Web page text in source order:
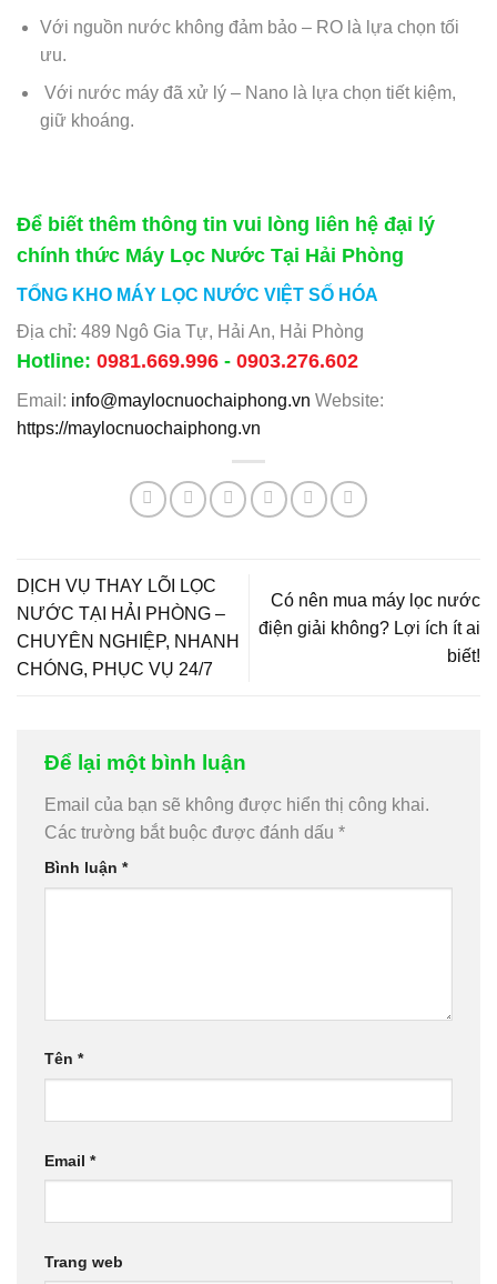
Với nguồn nước không đảm bảo – RO là lựa chọn tối
ưu.
Với nước máy đã xử lý – Nano là lựa chọn tiết kiệm,
giữ khoáng.
Để biết thêm thông tin vui lòng liên hệ đại lý
chính thức Máy Lọc Nước Tại Hải Phòng
TỔNG KHO MÁY LỌC NƯỚC VIỆT SỐ HÓA
Địa chỉ: 489 Ngô Gia Tự, Hải An, Hải Phòng
Hotline: 0981.669.996 - 0903.276.602
Email: info@maylocnuochaiphong.vn Website:
https://maylocnuochaiphong.vn
DỊCH VỤ THAY LÕI LỌC
NƯỚC TẠI HẢI PHÒNG –
CHUYÊN NGHIỆP, NHANH
CHÓNG, PHỤC VỤ 24/7
Có nên mua máy lọc nước
điện giải không? Lợi ích ít ai
biết!
Để lại một bình luận
Email của bạn sẽ không được hiển thị công khai.
Các trường bắt buộc được đánh dấu *
Bình luận *
Tên *
Email *
Trang web